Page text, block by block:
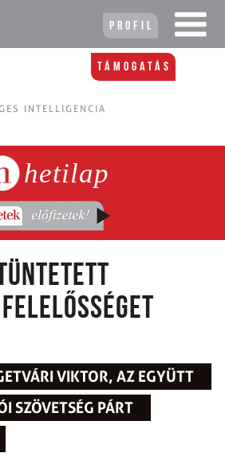
Profil
Támogatás
INTELLIGENCIA
hetilap
VIKTOR, AZ EGYÜTT
SZÖVETSÉG PÁRT